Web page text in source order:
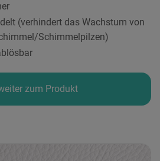
(verhindert das Wachstum von
Schimmelpilzen)
zum Produkt